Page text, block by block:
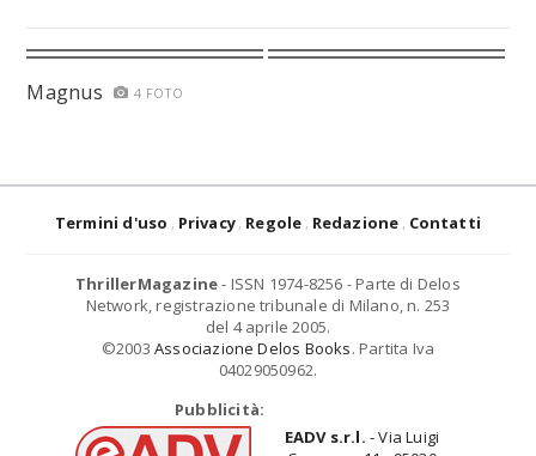
Magnus 4 FOTO
Termini d'uso Privacy Regole Redazione Contatti
ThrillerMagazine- ISSN 1974-8256 - Parte di Delos
Network, registrazione tribunale di Milano, n. 253
del 4 aprile 2005.
©2003 Associazione Delos Books. Partita Iva
04029050962.
Pubblicità:
EADV s.r.l. - Via Luigi